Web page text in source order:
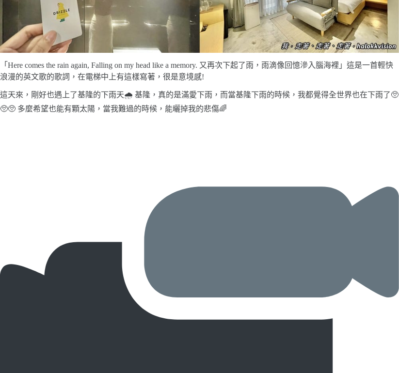
「Here comes the rain again, Falling on my head like a memory. 又再次下起了雨，雨滴像回憶滲入腦海裡」這是一首輕快
浪漫的英文歌的歌詞，在電梯中上有這樣寫著，很是意境感!
這天來，剛好也遇上了基隆的下雨天🌧 基隆，真的是滿愛下雨，而當基隆下雨的時候，我都覺得全世界也在下雨了🥺
🥺🥺 多麼希望也能有顆太陽，當我難過的時候，能曬掉我的悲傷🌈